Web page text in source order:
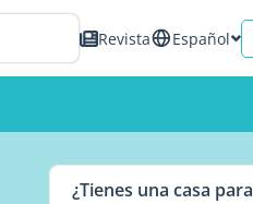
Revista Español
¿Tienes una casa para